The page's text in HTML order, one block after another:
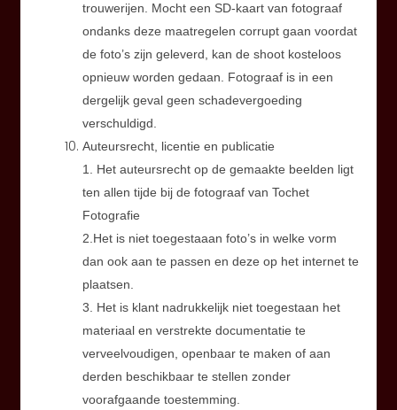
trouwerijen. Mocht een SD-kaart van fotograaf
ondanks deze maatregelen corrupt gaan voordat
de foto’s zijn geleverd, kan de shoot kosteloos
opnieuw worden gedaan. Fotograaf is in een
dergelijk geval geen schadevergoeding
verschuldigd.
Auteursrecht, licentie en publicatie
1. Het auteursrecht op de gemaakte beelden ligt
ten allen tijde bij de fotograaf van Tochet
Fotografie
2.Het is niet toegestaaan foto’s in welke vorm
dan ook aan te passen en deze op het internet te
plaatsen.
3. Het is klant nadrukkelijk niet toegestaan het
materiaal en verstrekte documentatie te
verveelvoudigen, openbaar te maken of aan
derden beschikbaar te stellen zonder
voorafgaande toestemming.